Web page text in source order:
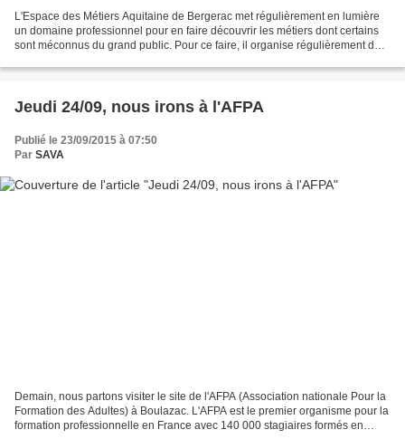
L'Espace des Métiers Aquitaine de Bergerac met régulièrement en lumière
un domaine professionnel pour en faire découvrir les métiers dont certains
sont méconnus du grand public. Pour ce faire, il organise régulièrement des
Jeudi 24/09, nous irons à l'AFPA
Publié le 23/09/2015 à 07:50
Par SAVA
Demain, nous partons visiter le site de l'AFPA (Association nationale Pour la
Formation des Adultes) à Boulazac. L'AFPA est le premier organisme pour la
formation professionnelle en France avec 140 000 stagiaires formés en